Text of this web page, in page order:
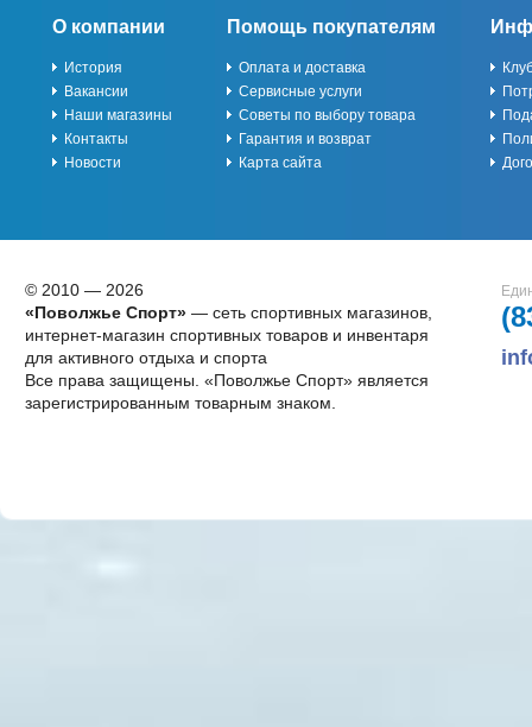
О компании
История
Вакансии
Наши магазины
Контакты
Новости
Помощь покупателям
Оплата и доставка
Сервисные услуги
Советы по выбору товара
Гарантия и возврат
Карта сайта
© 2010 — 2026
«Поволжье Спорт»— сеть спортивных магазинов,
интернет-магазин спортивных товаров и инвентаря
для активного отдыха и спорта
Все права защищены. «Поволжье Спорт» является
зарегистрированным товарным знаком.